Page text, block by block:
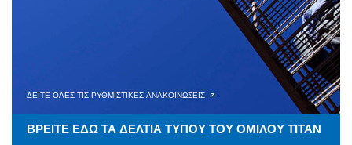
ΔΕΙΤΕ ΟΛΕΣ ΤΙΣ ΡΥΘΜΙΣΤΙΚΕΣ ΑΝΑΚΟΙΝΩΣΕΙΣ 🡭
ΒΡΕΙΤΕ ΕΔΩ ΤΑ ΔΕΛΤΙΑ ΤΥΠΟΥ ΤΟΥ ΟΜΙΛΟΥ ΤΙΤΑΝ